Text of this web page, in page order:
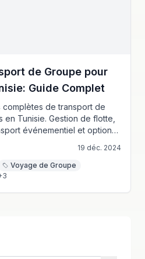
de Groupe pour
Guide Complet
de transport de
Tunisie. Gestion de flotte,
événementiel et options
19 déc. 2024
Voyage de Groupe
3